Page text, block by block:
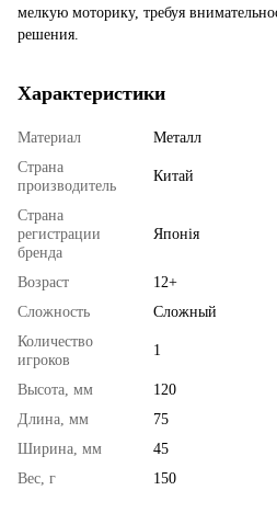
мелкую моторику, требуя
решения.
Характеристики
Материал
Металл
Страна
производитель
Китай
Страна
регистрации
бренда
Японія
Возраст
12+
Сложность
Сложный
Количество
игроков
1
Высота, мм
120
Длина, мм
75
Ширина, мм
45
Вес, г
150